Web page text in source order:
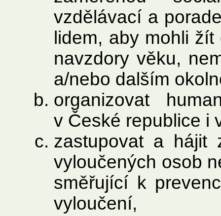
vzdělávací a
lidem, aby mohli
navzdory věku,
a/nebo dalším
organizovat
v České republice i
zastupovat a hájit
vyloučených osob
směřující k
vyloučení,